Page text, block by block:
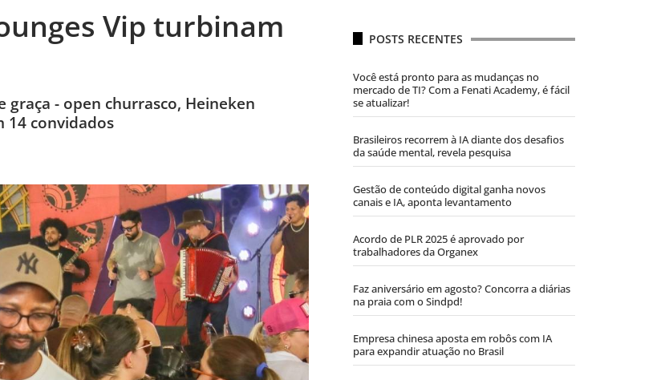
Vip turbinam
- open churrasco, Heineken
14 convidados
POSTS RECENTES
Você está pronto para as mudanças no
mercado de TI? Com a Fenati Academy, é fácil
se atualizar!
Brasileiros recorrem à IA diante dos desafios
da saúde mental, revela pesquisa
Gestão de conteúdo digital ganha novos
canais e IA, aponta levantamento
Acordo de PLR 2025 é aprovado por
trabalhadores da Organex
Faz aniversário em agosto? Concorra a diárias
na praia com o Sindpd!
Empresa chinesa aposta em robôs com IA
para expandir atuação no Brasil